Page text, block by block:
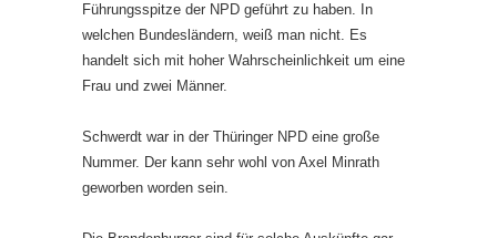
Führungsspitze der NPD geführt zu haben. In
welchen Bundesländern, weiß man nicht. Es
handelt sich mit hoher Wahrscheinlichkeit um eine
Frau und zwei Männer.
Schwerdt war in der Thüringer NPD eine große
Nummer. Der kann sehr wohl von Axel Minrath
geworben worden sein.